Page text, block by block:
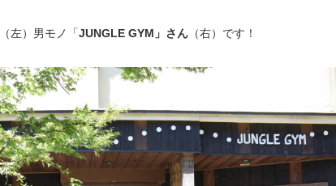
（左）男モノ「JUNGLE GYM」さん （右）です！